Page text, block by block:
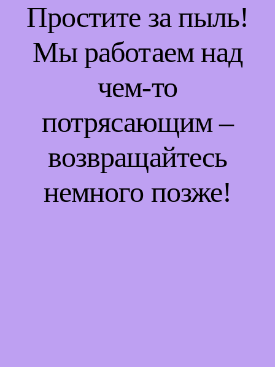
Простите за пыль!
Мы работаем над
чем-то
потрясающим –
возвращайтесь
немного позже!